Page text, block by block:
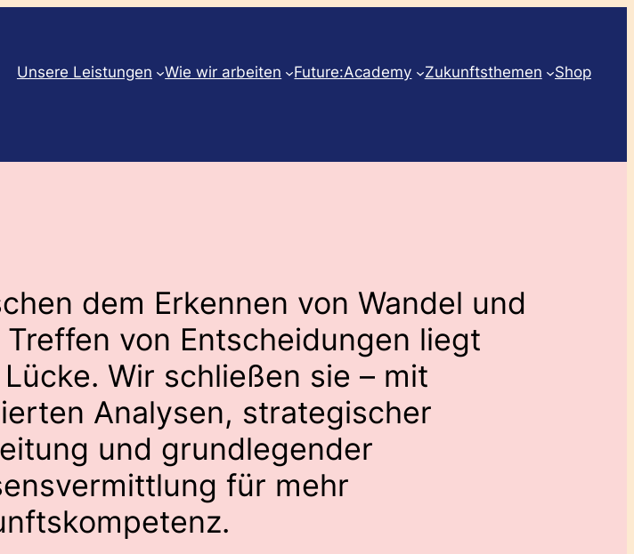
Unsere Leistungen Wie wir arbeiten Future:Academy Zukunftsthemen Shop
dem Erkennen von Wandel und
Treffen von Entscheidungen liegt
Wir schließen sie – mit
Analysen, strategischer
und grundlegender
für mehr